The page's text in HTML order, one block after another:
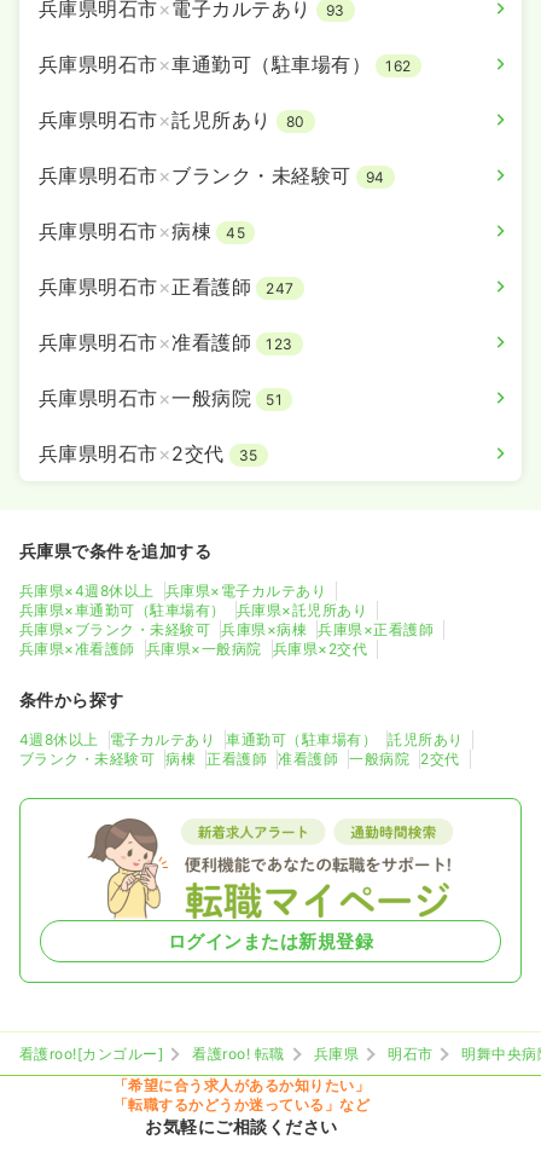
兵庫県明石市×電子カルテあり 93
兵庫県明石市×車通勤可（駐車場有） 162
兵庫県明石市×託児所あり 80
兵庫県明石市×ブランク・未経験可 94
兵庫県明石市×病棟 45
兵庫県明石市×正看護師 247
兵庫県明石市×准看護師 123
兵庫県明石市×一般病院 51
兵庫県明石市×2交代 35
兵庫県で条件を追加する
兵庫県×4週8休以上
兵庫県×電子カルテあり
兵庫県×車通勤可（駐車場有）
兵庫県×託児所あり
兵庫県×ブランク・未経験可
兵庫県×病棟
兵庫県×正看護師
兵庫県×准看護師
兵庫県×一般病院 兵庫県×2交代
条件から探す
4週8休以上 電子カルテあり 車通勤可（駐車場有）
託児所あり
ブランク・未経験可
病棟 正看護師 准看護師 一般病院 2交代
ログインまたは新規登録
看護roo![カンゴルー] 看護roo! 転職 兵庫県 明石市
明舞中央病
「希望に合う求人があるか知りたい」
「転職するかどうか迷っている」など
お気軽にご相談ください